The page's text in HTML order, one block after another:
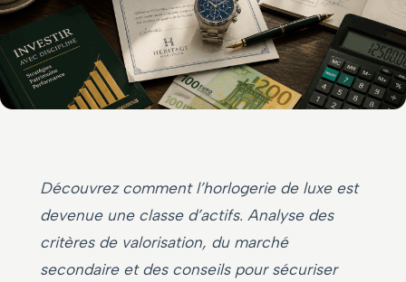
Découvrez comment l’horlogerie de luxe est
devenue une classe d’actifs. Analyse des
critères de valorisation, du marché
secondaire et des conseils pour sécuriser